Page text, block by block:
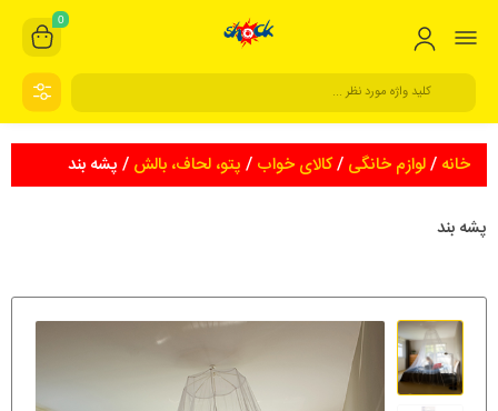
0
خانه /لوازم خانگی /کالای خواب / پتو، لحاف، بالش / پشه بند
پشه بند